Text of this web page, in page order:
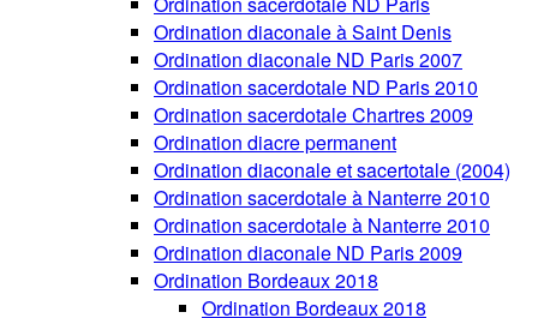
Ordination diaconale à Saint Denis
Ordination diaconale ND Paris 2007
Ordination sacerdotale ND Paris 2010
Ordination sacerdotale Chartres 2009
Ordination diacre permanent
Ordination diaconale et sacertotale (2004)
Ordination sacerdotale à Nanterre 2010
Ordination sacerdotale à Nanterre 2010
Ordination diaconale ND Paris 2009
Ordination Bordeaux 2018
Ordination Bordeaux 2018